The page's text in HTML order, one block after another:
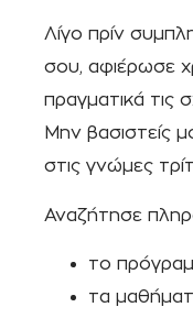
Λίγο πρίν
σου, αφιέρωσε
πραγματικά τις
Μην βασιστείς
στις γνώμες
Αναζήτησε
το
τα